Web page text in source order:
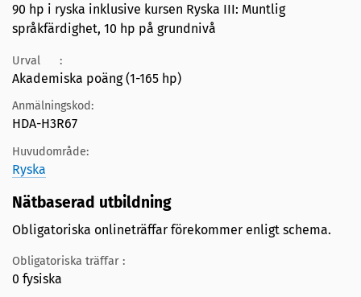
90 hp i ryska inklusive kursen Ryska III: Muntlig
språkfärdighet, 10 hp på grundnivå
Urval :
Akademiska poäng (1-165 hp)
Anmälningskod:
HDA-H3R67
Huvudområde:
Ryska
Nätbaserad utbildning
Obligatoriska onlineträffar förekommer enligt schema.
Obligatoriska träffar :
0 fysiska